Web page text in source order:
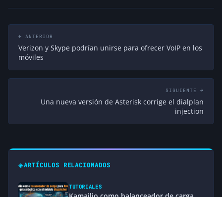
← ANTERIOR
Verizon y Skype podrían unirse para ofrecer VoIP en los
móviles
SIGUIENTE →
Una nueva versión de Asterisk corrige el dialplan
injection
◈ARTÍCULOS RELACIONADOS
TUTORIALES